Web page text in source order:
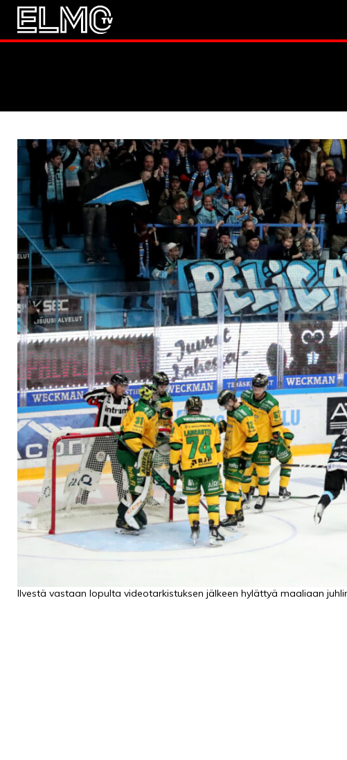
Ilvestä vastaan lopulta videotarkistuksen jälkeen hylättyä maaliaan
JALKAPALLO
EM2021
Huuhkajat
JÄÄKIEKKO
PESÄPALLO
LINTU VAI KALA
46 DENTON ROAD
VIDEOT
PODCASTIT
KOLUMNIT